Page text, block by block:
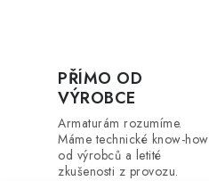
PŘÍMO OD
VÝROBCE
Armaturám rozumíme.
Máme technické know-how
od výrobců a letité
zkušenosti z provozu.